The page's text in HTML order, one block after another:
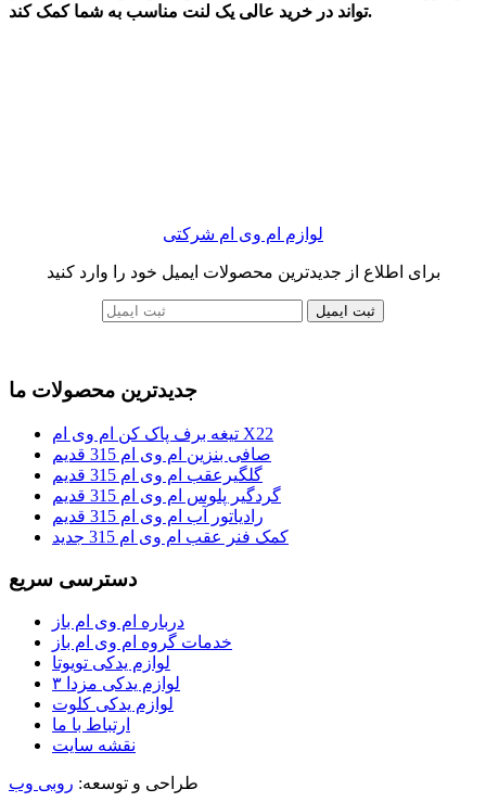
تواند در خرید عالی یک لنت مناسب به شما کمک کند.
لوازم ام وی ام شرکتی
برای اطلاع از جدیدترین محصولات ایمیل خود را وارد کنید
ثبت ایمیل
جدیدترین محصولات ما
تیغه برف پاک کن ام وی ام X22
صافی بنزین ام وی ام 315 قدیم
گلگیرعقب ام وی ام 315 قدیم
گردگیر پلوس ام وی ام 315 قدیم
رادیاتور آب ام وی ام 315 قدیم
کمک فنر عقب ام وی ام 315 جدید
دسترسی سریع
درباره ام وی ام باز
خدمات گروه ام وی ام باز
لوازم یدکی تویوتا
لوازم یدکی مزدا ۳
لوازم یدکی کلوت
ارتباط با ما
نقشه سایت
طراحی و توسعه: روبی وب